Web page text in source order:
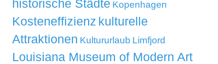
historische Städte Kopenhagen
Kosteneffizienz kulturelle
Attraktionen Kultururlaub Limfjord
Louisiana Museum of Modern Art